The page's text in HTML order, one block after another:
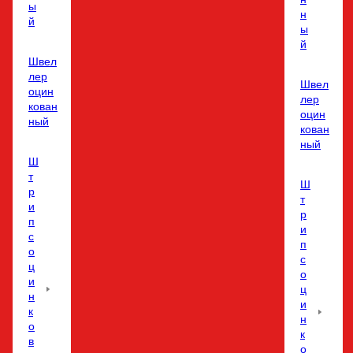
ы
й
Швел
лер
оцин
кован
ный
Ш
т
р
и
п
с
о
ц
и
н
к
о
в
н
ы
й
Швел
лер
оцин
кован
ный
Ш
т
р
и
п
с
о
ц
и
н
к
о